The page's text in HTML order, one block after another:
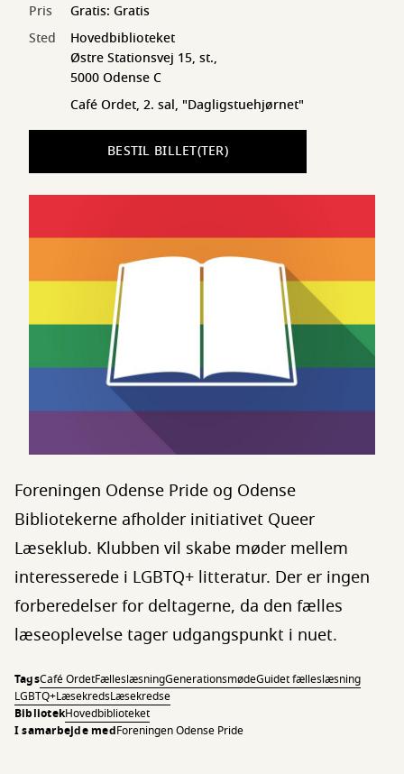
Pris
Gratis: Gratis
Sted
Hovedbiblioteket
Østre Stationsvej 15, st.,
5000 Odense C
Café Ordet, 2. sal, "Dagligstuehjørnet"
BESTIL BILLET(TER)
Foreningen Odense Pride og Odense
Bibliotekerne afholder initiativet Queer
Læseklub. Klubben vil skabe møder mellem
interesserede i LGBTQ+ litteratur. Der er ingen
forberedelser for deltagerne, da den fælles
læseoplevelse tager udgangspunkt i nuet.
TagsCafé OrdetFælleslæsningGenerationsmødeGuidet fælleslæsning
LGBTQ+LæsekredsLæsekredse
BibliotekHovedbiblioteket
I samarbejde medForeningen Odense Pride